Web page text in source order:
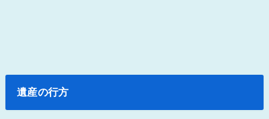
遺産の行方